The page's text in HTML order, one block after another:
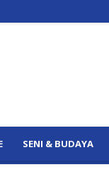
SENI & BUDAYA